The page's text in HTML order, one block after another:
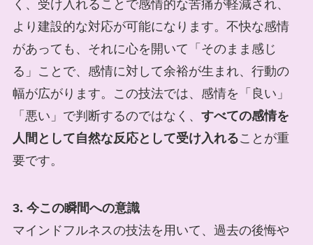
く、受け入れることで感情的な苦痛が軽減され、
より建設的な対応が可能になります。不快な感情
があっても、それに心を開いて「そのまま感じ
る」ことで、感情に対して余裕が生まれ、行動の
幅が広がります。この技法では、感情を「良い」
「悪い」で判断するのではなく、 すべての感情を
人間として自然な反応として受け入れることが重
要です。
3. 今この瞬間への意識
マインドフルネスの技法を用いて、過去の後悔や